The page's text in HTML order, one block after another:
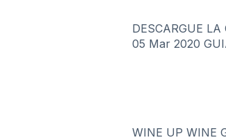
DESCARGUE
05 Mar 2020
WINE UP WINE